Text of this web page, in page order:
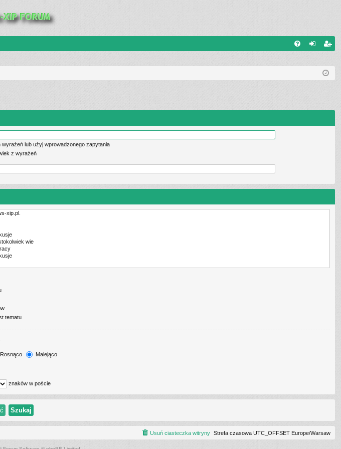
ej
lub użyj wprowadzonego zapytania
z wyrażeń
tematu
Rosnąco Malejąco
znaków w poście
Strefa czasowa UTC_OFFSET Europe/Warsaw
Usuń ciasteczka witryny